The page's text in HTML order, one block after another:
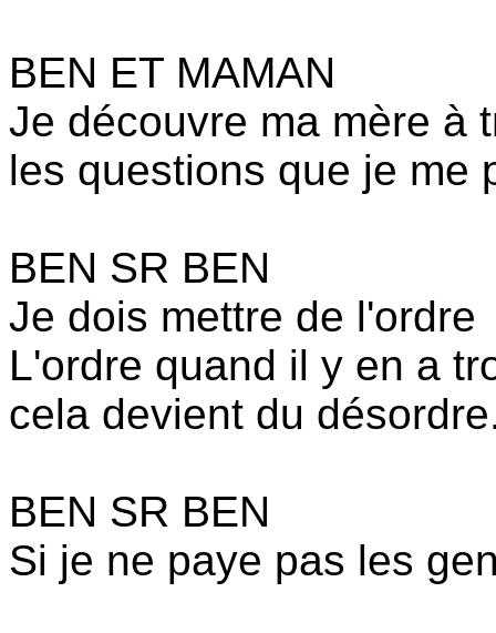
BEN ET MAMAN
Je découvre ma mère à
les questions que je me
BEN SR BEN
Je dois mettre de l'ordre
L'ordre quand il y en a
cela devient du
BEN SR BEN
Si je ne paye pas les